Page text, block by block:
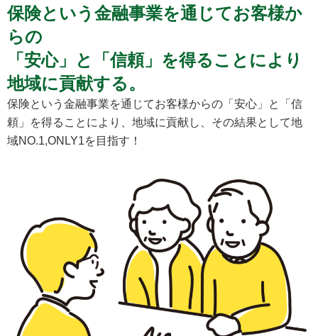
保険という金融事業を通じてお客様か
らの
「安心」と「信頼」を得ることにより
地域に貢献する。
保険という金融事業を通じてお客様からの「安心」と「信
頼」を得ることにより、地域に貢献し、その結果として地
域NO.1,ONLY1を目指す！